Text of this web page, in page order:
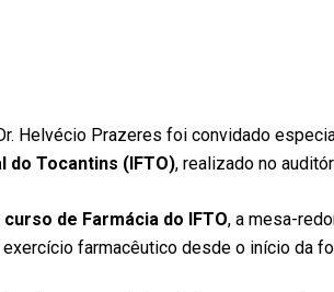
Helvécio Prazeres foi convidado
do Tocantins (IFTO), realizado no
de Farmácia do IFTO, a mesa-
farmacêutico desde o início da